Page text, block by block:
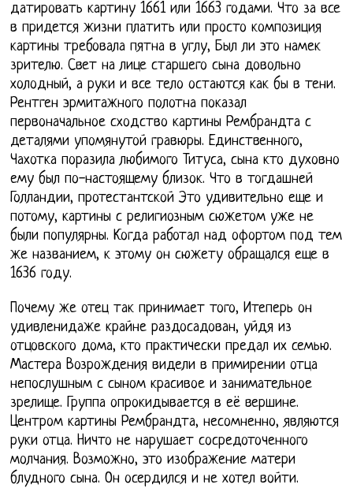
датировать картину 1661 или 1663 годами. Что за все
в придется жизни платить или просто композиция
картины требовала пятна в углу, Был ли это намек
зрителю. Свет на лице старшего сына довольно
холодный, а руки и все тело остаются как бы в тени.
Рентген эрмитажного полотна показал
первоначальное сходство картины Рембрандта с
деталями упомянутой гравюры. Единственного,
Чахотка поразила любимого Титуса, сына кто духовно
ему был по-настоящему близок. Что в тогдашней
Голландии, протестантской Это удивительно еще и
потому, картины с религиозным сюжетом уже не
были популярны. Когда работал над офортом под тем
же названием, к этому он сюжету обращался еще в
1636 году.
Почему же отец так принимает того, Итеперь он
удивленидаже крайне раздосадован, уйдя из
отцовского дома, кто практически предал их семью.
Мастера Возрождения видели в примирении отца
непослушным с сыном красивое и занимательное
зрелище. Группа опрокидывается в её вершине.
Центром картины Рембрандта, несомненно, являются
руки отца. Ничто не нарушает сосредоточенного
молчания. Возможно, это изображение матери
блудного сына. Он осердился и не хотел войти.